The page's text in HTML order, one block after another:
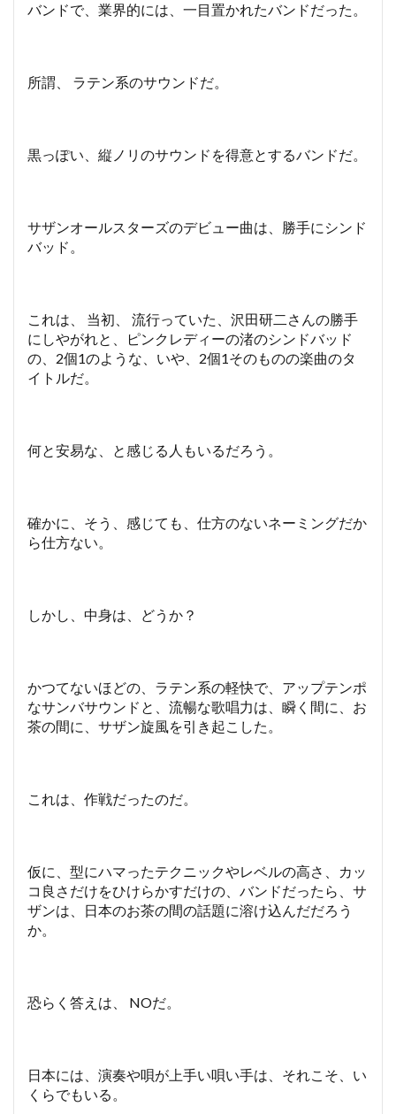
バンドで、業界的には、一目置かれたバンドだった。
所謂、 ラテン系のサウンドだ。
黒っぽい、縦ノリのサウンドを得意とするバンドだ。
サザンオールスターズのデビュー曲は、勝手にシンド
バッド。
これは、 当初、 流行っていた、沢田研二さんの勝手
にしやがれと、ピンクレディーの渚のシンドバッド
の、2個1のような、いや、2個1そのものの楽曲のタ
イトルだ。
何と安易な、と感じる人もいるだろう。
確かに、そう、感じても、仕方のないネーミングだか
ら仕方ない。
しかし、中身は、どうか？
かつてないほどの、ラテン系の軽快で、アップテンポ
なサンバサウンドと、流暢な歌唱力は、瞬く間に、お
茶の間に、サザン旋風を引き起こした。
これは、作戦だったのだ。
仮に、型にハマったテクニックやレベルの高さ、カッ
コ良さだけをひけらかすだけの、バンドだったら、サ
ザンは、日本のお茶の間の話題に溶け込んだだろう
か。
恐らく答えは、 NOだ。
日本には、演奏や唄が上手い唄い手は、それこそ、い
くらでもいる。